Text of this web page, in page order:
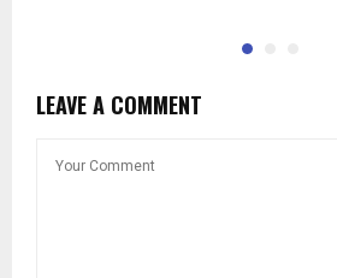
LEAVE A COMMENT